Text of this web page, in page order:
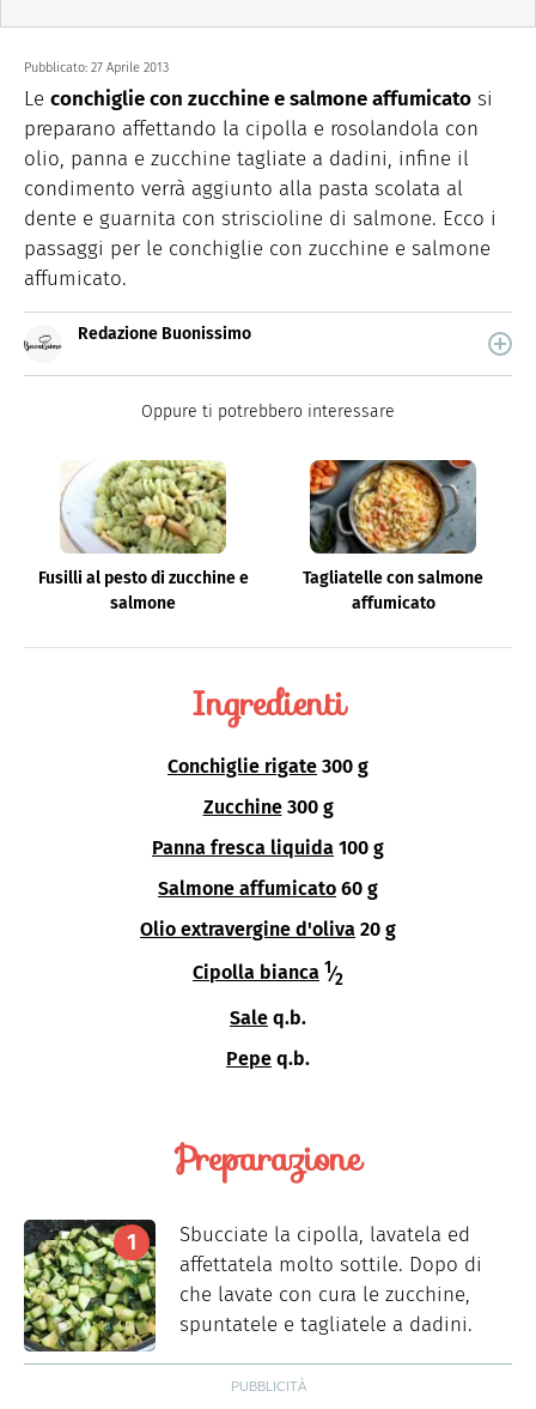
Pubblicato: 27 Aprile 2013
Le conchiglie con zucchine e salmone affumicato si
preparano affettando la cipolla e rosolandola con
olio, panna e zucchine tagliate a dadini, infine il
condimento verrà aggiunto alla pasta scolata al
dente e guarnita con striscioline di salmone. Ecco i
passaggi per le conchiglie con zucchine e salmone
affumicato.
Redazione Buonissimo
quale trovi idee veloci, facili e spiegate passo passo.
Oppure ti potrebbero interessare
Fusilli al pesto di zucchine e
salmone
Tagliatelle con salmone
affumicato
Ingredienti
Conchiglie rigate 300 g
Zucchine 300 g
Panna fresca liquida 100 g
Salmone affumicato 60 g
Olio extravergine d'oliva 20 g
Cipolla bianca 1⁄2
Sale q.b.
Pepe q.b.
Preparazione
Sbucciate la cipolla, lavatela ed
affettatela molto sottile. Dopo di
che lavate con cura le zucchine,
spuntatele e tagliatele a dadini.